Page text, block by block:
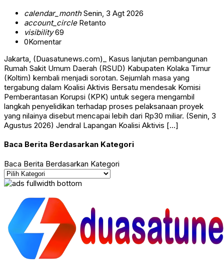
calendar_monthSenin, 3 Agt 2026
account_circleRetanto
visibility69
0Komentar
Jakarta, (Duasatunews.com)_ Kasus lanjutan pembangunan
Rumah Sakit Umum Daerah (RSUD) Kabupaten Kolaka Timur
(Koltim) kembali menjadi sorotan. Sejumlah masa yang
tergabung dalam Koalisi Aktivis Bersatu mendesak Komisi
Pemberantasan Korupsi (KPK) untuk segera mengambil
langkah penyelidikan terhadap proses pelaksanaan proyek
yang nilainya disebut mencapai lebih dari Rp30 miliar. (Senin, 3
Agustus 2026) Jendral Lapangan Koalisi Aktivis […]
Baca Berita Berdasarkan Kategori
Baca Berita Berdasarkan Kategori